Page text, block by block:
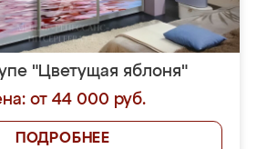
"Цветущая яблоня"
от 44 000 руб.
ПОДРОБНЕЕ